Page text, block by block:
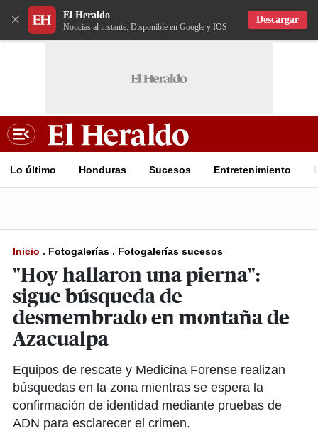
× El Heraldo
Noticias al instante. Disponible en Google y IOS
Descargar
Lo último Honduras Sucesos Entretenimiento
Inicio . Fotogalerías . Fotogalerías sucesos
"Hoy hallaron una pierna":
sigue búsqueda de
desmembrado en montaña de
Azacualpa
Equipos de rescate y Medicina Forense realizan
búsquedas en la zona mientras se espera la
confirmación de identidad mediante pruebas de
ADN para esclarecer el crimen.